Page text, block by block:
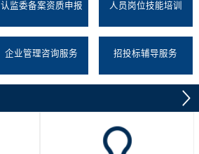
认监委备案资质申报 人员岗位技能培训
企业管理咨询服务 招投标辅导服务